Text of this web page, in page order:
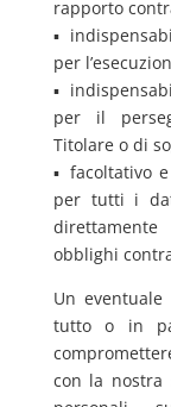
rapporto
▪
per
▪
per il
Titolare o di
▪ facoltativo
per tutti i
obblighi
Un
tutto o in
con la